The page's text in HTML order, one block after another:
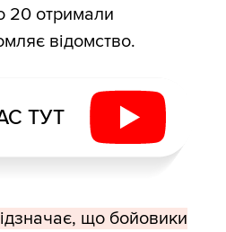
20 отримали
відомство.
ТУТ
що бойовики